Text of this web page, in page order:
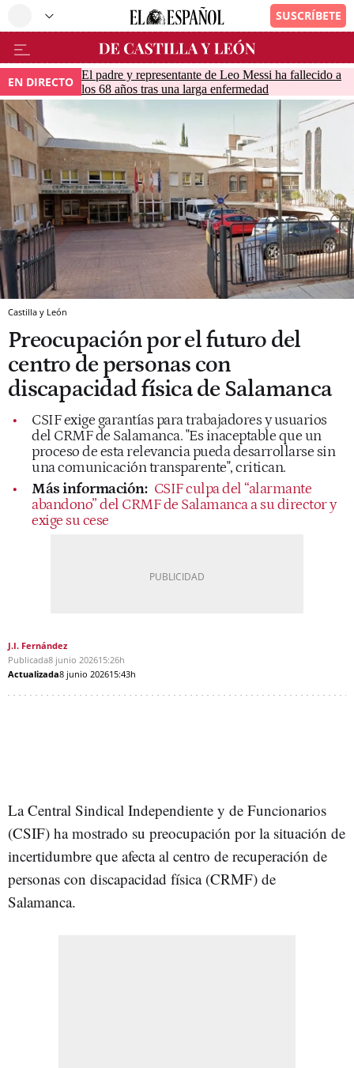
EN DIRECTO El padre y representante de Leo Messi ha fallecido a
los 68 años tras una larga enfermedad
Castilla y León
Preocupación por el futuro del
centro de personas con
discapacidad física de Salamanca
CSIF exige garantías para trabajadores y usuarios
del CRMF de Salamanca. "Es inaceptable que un
proceso de esta relevancia pueda desarrollarse sin
una comunicación transparente", critican.
Más información: CSIF culpa del “alarmante
abandono” del CRMF de Salamanca a su director y
exige su cese
J.I. Fernández
Publicada8 junio 202615:26h
Actualizada8 junio 202615:43h
La Central Sindical Independiente y de Funcionarios
(CSIF) ha mostrado su preocupación por la situación de
incertidumbre que afecta al centro de recuperación de
personas con discapacidad física (CRMF) de
Salamanca.